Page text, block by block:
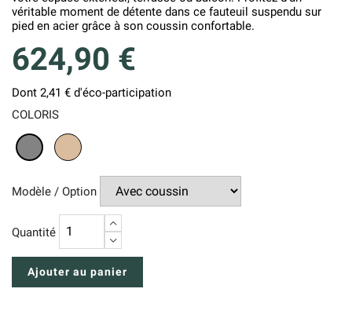
véritable moment de détente dans ce fauteuil suspendu sur
pied en acier grâce à son coussin confortable.
624,90 €
Dont 2,41 € d'éco-participation
COLORIS
Gris Osier
Modèle / Option
Quantité
+
−
Ajouter au panier